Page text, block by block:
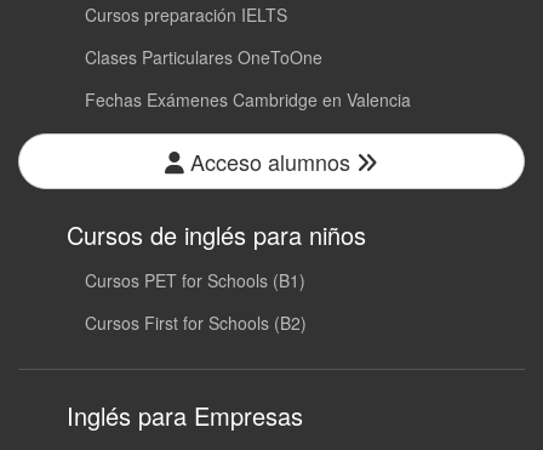
Cursos preparación IELTS
Clases Particulares OneToOne
Fechas Exámenes Cambridge en Valencia
Acceso alumnos
Cursos de inglés para niños
Cursos PET for Schools (B1)
Cursos First for Schools (B2)
Inglés para Empresas